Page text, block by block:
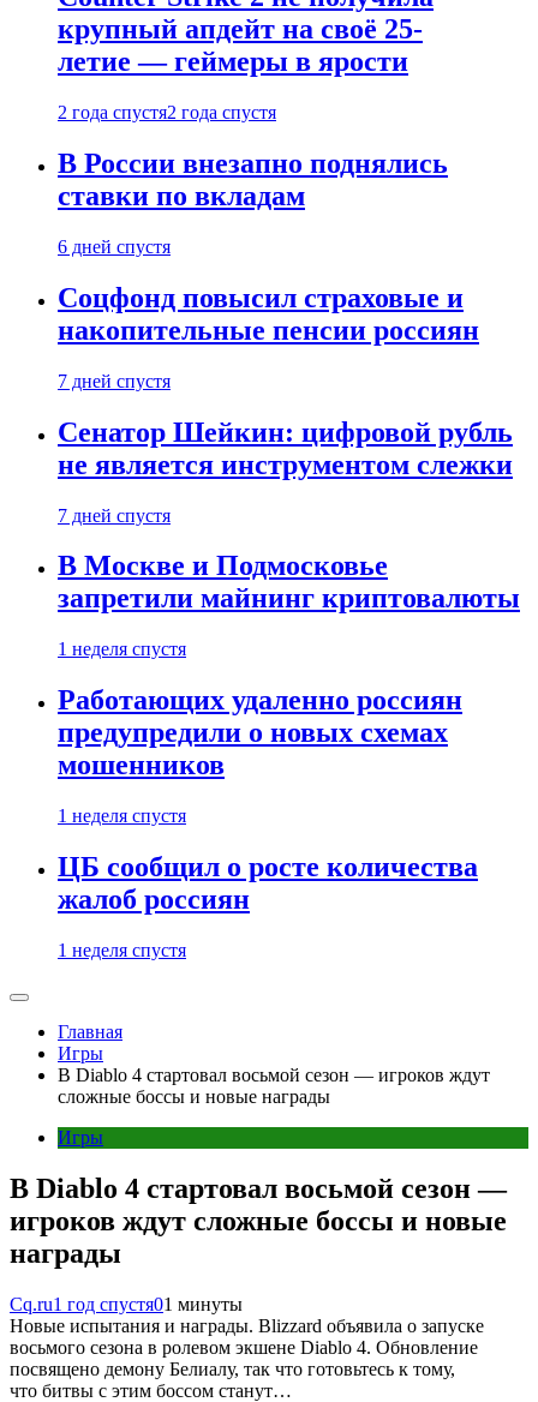
крупный апдейт на своё 25-
летие — геймеры в ярости
2 года спустя2 года спустя
В России внезапно поднялись
ставки по вкладам
6 дней спустя
Соцфонд повысил страховые и
накопительные пенсии россиян
7 дней спустя
Сенатор Шейкин: цифровой рубль
не является инструментом слежки
7 дней спустя
В Москве и Подмосковье
запретили майнинг криптовалюты
1 неделя спустя
Работающих удаленно россиян
предупредили о новых схемах
мошенников
1 неделя спустя
ЦБ сообщил о росте количества
жалоб россиян
1 неделя спустя
Главная
Игры
В Diablo 4 стартовал восьмой сезон — игроков ждут
сложные боссы и новые награды
Игры
В Diablo 4 стартовал восьмой сезон —
игроков ждут сложные боссы и новые
награды
Cq.ru1 год спустя01 минуты
Новые испытания и награды. Blizzard объявила о запуске
восьмого сезона в ролевом экшене Diablo 4. Обновление
посвящено демону Белиалу, так что готовьтесь к тому,
что битвы с этим боссом станут…